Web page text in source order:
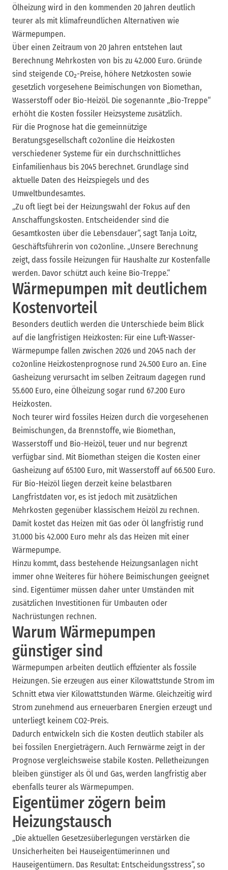
Ölheizung wird in den kommenden 20 Jahren deutlich
teurer als mit klimafreundlichen Alternativen wie
Wärmepumpen.
Über einen Zeitraum von 20 Jahren entstehen laut
Berechnung Mehrkosten von bis zu 42.000 Euro. Gründe
sind steigende CO₂-Preise, höhere Netzkosten sowie
gesetzlich vorgesehene Beimischungen von Biomethan,
Wasserstoff oder Bio-Heizöl. Die sogenannte „Bio-Treppe“
erhöht die Kosten fossiler Heizsysteme zusätzlich.
Für die Prognose hat die gemeinnützige
Beratungsgesellschaft co2online die Heizkosten
verschiedener Systeme für ein durchschnittliches
Einfamilienhaus bis 2045 berechnet. Grundlage sind
aktuelle Daten des Heizspiegels und des
Umweltbundesamtes.
„Zu oft liegt bei der Heizungswahl der Fokus auf den
Anschaffungskosten. Entscheidender sind die
Gesamtkosten über die Lebensdauer“, sagt Tanja Loitz,
Geschäftsführerin von co2online. „Unsere Berechnung
zeigt, dass fossile Heizungen für Haushalte zur Kostenfalle
werden. Davor schützt auch keine Bio-Treppe.“
Wärmepumpen mit deutlichem
Kostenvorteil
Besonders deutlich werden die Unterschiede beim Blick
auf die langfristigen Heizkosten: Für eine Luft-Wasser-
Wärmepumpe fallen zwischen 2026 und 2045 nach der
co2online Heizkostenprognose rund 24.500 Euro an. Eine
Gasheizung verursacht im selben Zeitraum dagegen rund
55.600 Euro, eine Ölheizung sogar rund 67.200 Euro
Heizkosten.
Noch teurer wird fossiles Heizen durch die vorgesehenen
Beimischungen, da Brennstoffe, wie Biomethan,
Wasserstoff und Bio-Heizöl, teuer und nur begrenzt
verfügbar sind. Mit Biomethan steigen die Kosten einer
Gasheizung auf 65.100 Euro, mit Wasserstoff auf 66.500 Euro.
Für Bio-Heizöl liegen derzeit keine belastbaren
Langfristdaten vor, es ist jedoch mit zusätzlichen
Mehrkosten gegenüber klassischem Heizöl zu rechnen.
Damit kostet das Heizen mit Gas oder Öl langfristig rund
31.000 bis 42.000 Euro mehr als das Heizen mit einer
Wärmepumpe.
Hinzu kommt, dass bestehende Heizungsanlagen nicht
immer ohne Weiteres für höhere Beimischungen geeignet
sind. Eigentümer müssen daher unter Umständen mit
zusätzlichen Investitionen für Umbauten oder
Nachrüstungen rechnen.
Warum Wärmepumpen
günstiger sind
Wärmepumpen arbeiten deutlich effizienter als fossile
Heizungen. Sie erzeugen aus einer Kilowattstunde Strom im
Schnitt etwa vier Kilowattstunden Wärme. Gleichzeitig wird
Strom zunehmend aus erneuerbaren Energien erzeugt und
unterliegt keinem CO2-Preis.
Dadurch entwickeln sich die Kosten deutlich stabiler als
bei fossilen Energieträgern. Auch Fernwärme zeigt in der
Prognose vergleichsweise stabile Kosten. Pelletheizungen
bleiben günstiger als Öl und Gas, werden langfristig aber
ebenfalls teurer als Wärmepumpen.
Eigentümer zögern beim
Heizungstausch
„Die aktuellen Gesetzesüberlegungen verstärken die
Unsicherheiten bei Hauseigentümerinnen und
Hauseigentümern. Das Resultat: Entscheidungsstress“, so